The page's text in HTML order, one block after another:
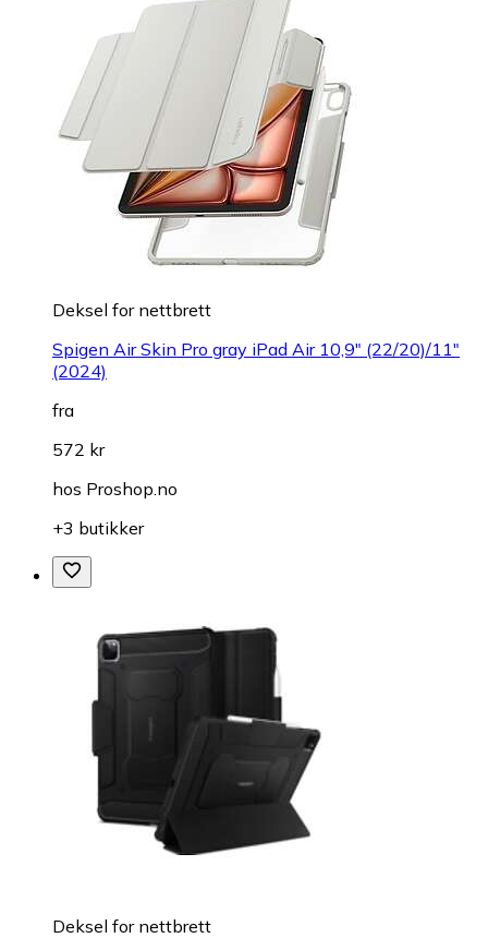
Deksel for nettbrett
Spigen Air Skin Pro gray iPad Air 10,9" (22/20)/11"
(2024)
fra
572 kr
hos Proshop.no
+3 butikker
Deksel for nettbrett